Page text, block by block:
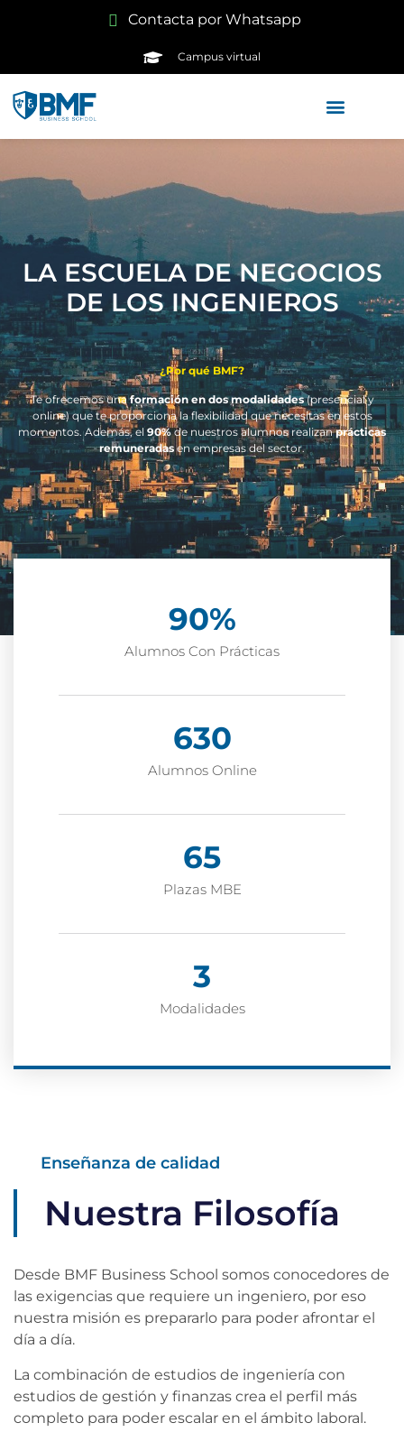
Contacta por Whatsapp
Campus virtual
LA ESCUELA DE NEGOCIOS
DE LOS INGENIEROS
¿Por qué BMF?
Te ofrecemos unaformación en dos modalidades (presencial y
online) que te proporciona la flexibilidad que necesitas en estos
momentos. Además, el 90%de nuestros alumnos realizan prácticas
remuneradas en empresas del sector.
Alumnos Con Prácticas
90%
Alumnos Online
630
Plazas MBE
65
Modalidades
3
Enseñanza de calidad
Nuestra Filosofía
Desde BMF Business School somos conocedores de
las exigencias que requiere un ingeniero, por eso
nuestra misión es prepararlo para poder afrontar el
día a día.
La combinación de estudios de ingeniería con
estudios de gestión y finanzas crea el perfil más
completo para poder escalar en el ámbito laboral.